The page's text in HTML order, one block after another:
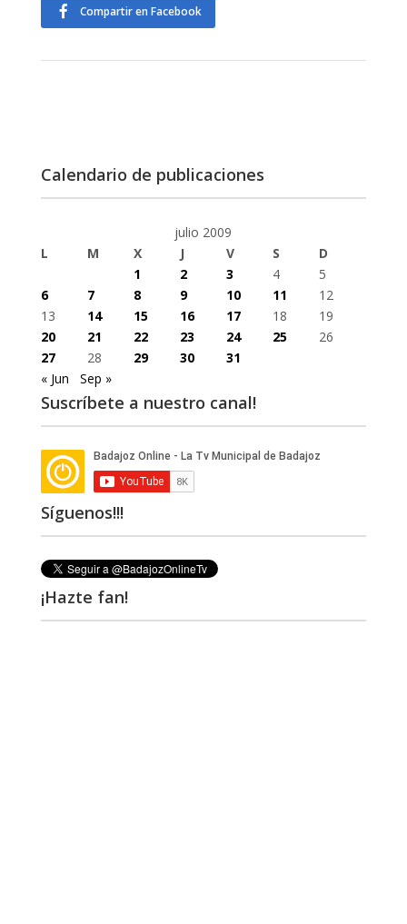
Compartir en Facebook
Calendario de publicaciones
julio 2009
L
M X J V S
D
1
2 3 4
5
6
7 8 9 10 11
12
13
14 15 16 17 18
19
20
21 22 23 24 25
26
27
28 29 30
31
« Jun
Sep »
Suscríbete a nuestro canal!
Síguenos!!!
¡Hazte fan!